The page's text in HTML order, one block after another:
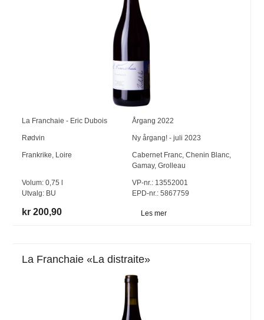
La Franchaie - Eric Dubois Årgang 2022
Rødvin Ny årgang! - juli 2023
Frankrike, Loire Cabernet Franc, Chenin Blanc,
Gamay, Grolleau
Volum:0,75 l
Utvalg: BU
VP-nr.:13552001
EPD-nr.: 5867759
kr 200,90 Les mer
La Franchaie «La distraite»